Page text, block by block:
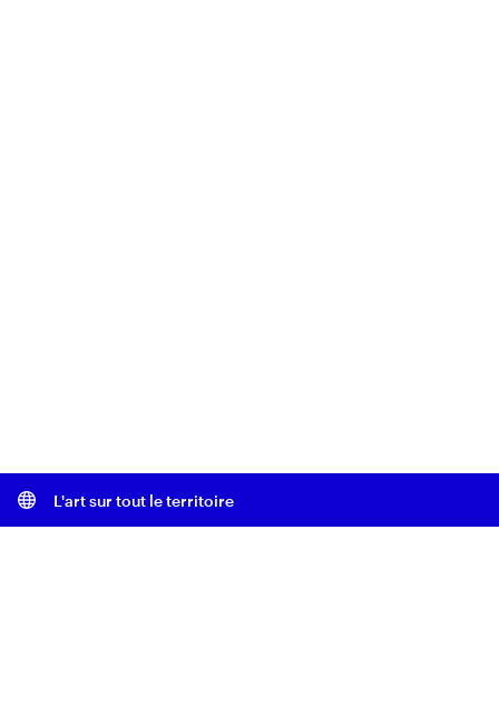
L'art sur tout le territoire